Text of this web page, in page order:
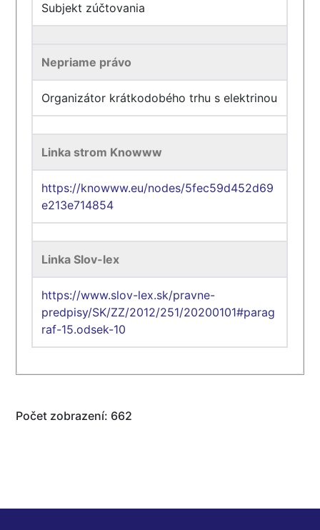
Subjekt zúčtovania
Nepriame právo
Organizátor krátkodobého trhu s elektrinou
Linka strom Knowww
https://knowww.eu/nodes/5fec59d452d69
e213e714854
Linka Slov-lex
https://www.slov-lex.sk/pravne-
predpisy/SK/ZZ/2012/251/20200101#parag
raf-15.odsek-10
Počet zobrazení: 662